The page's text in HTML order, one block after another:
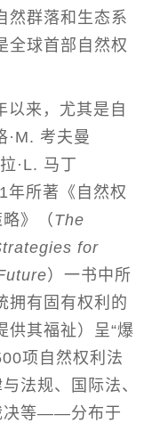
然群落和生态系
全球首部自然权
以来，尤其是自
·M. 考夫曼
·L. 马丁
年所著《自然权
》（The
for
）一书中所
拥有固有权利的
供其福祉）呈“爆
项自然权利法
法规、国际法、
决等——分布于